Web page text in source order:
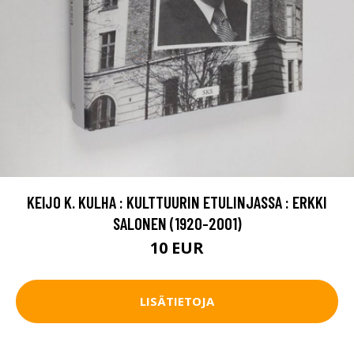
KEIJO K. KULHA : KULTTUURIN ETULINJASSA : ERKKI
SALONEN (1920-2001)
10 EUR
LISÄTIETOJA